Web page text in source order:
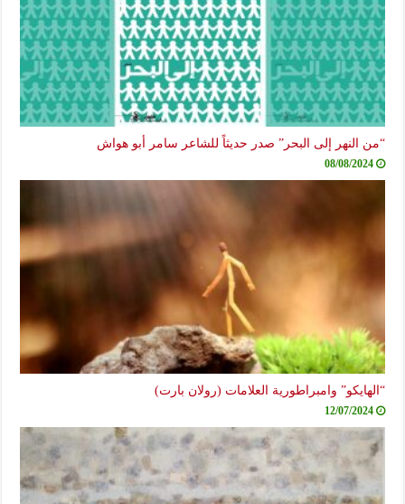
النهر إلى البحر” صدر حديثاً للشاعر سامر أبو هواش
08/08/2024
وامبراطورية العلامات (رولان بارت)
12/07/2024